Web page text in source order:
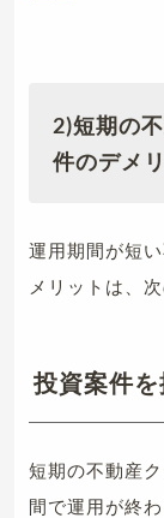
2)短期の
件のデメ
運用期間が短
メリットは、
投資案件
短期の不動産
間で運用が終わ